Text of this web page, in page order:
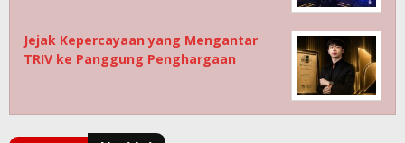
Jejak Kepercayaan yang Mengantar
TRIV ke Panggung Penghargaan